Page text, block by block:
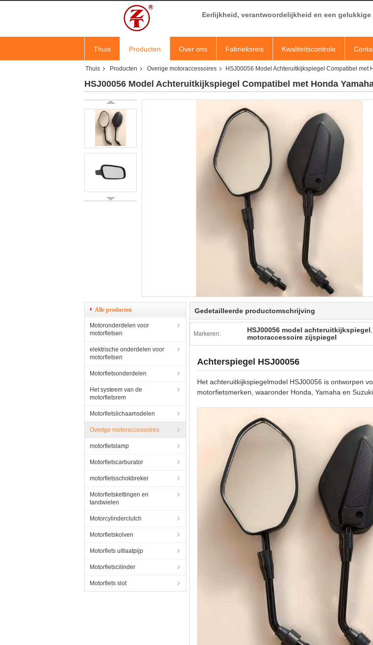
Eerlijkheid, verantwoordelijkheid en een gelukkige
Thuis Producten Over ons Fabrieksreis Kwaliteitscontrole
Thuis Producten Overige motoraccessoires HSJ00056 Model Achteruitkijkspiegel Compatibel met
HSJ00056 Model Achteruitkijkspiegel Compatibel met Honda
Alle producten
Motoronderdelen voor
motorfietsen
elektrische onderdelen voor
motorfietsen
Motorfietsonderdelen
Het systeem van de
motorfietsrem
Motorfietslichaamsdelen
Overige motoraccessoires
motorfietslamp
Motorfietscarburator
motorfietsschokbreker
Motorfietskettingen en
tandwielen
Motorcylinderclutch
Motorfietskolven
Motorfiets uitlaatpijp
Motorfietscilinder
Motorfiets slot
Gedetailleerde productomschrijving
Markeren: HSJ00056 model achteruitkijkspiegel,
motoraccessoire zijspiegel
Achterspiegel HSJ00056
Het achteruitkijkspiegelmodel HSJ00056 is ontworpen
motorfietsmerken, waaronder Honda, Yamaha en Suzuki.